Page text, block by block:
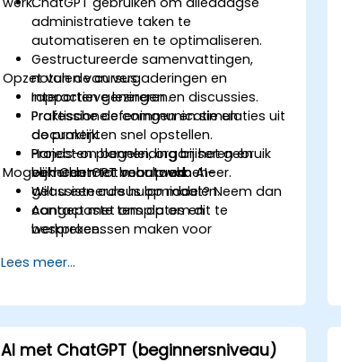
administratieve taken te
automatiseren en te optimaliseren.
Gestructureerde samenvattingen,
notulen van vergaderingen en
rapporten genereren.
Professionele communicatie en
documenten snel opstellen.
Projecten plannen, organiseren en
beheren met behulp van AI-
geassisteerde hulpmiddelen.
Aangepaste templates en
werkprocessen maken voor
Opzet van de cursus
Interactieve lezingen en discussies.
Praktische oefeningen en simulaties uit
de praktijk.
Hands-on begeleiding bij het gebruik
van ChatGPT voor taakbeheer.
Mogelijkheden tot maatwerk
Wilt u een cursus op maat? Neem dan
contact met ons op om dit te
bespreken.
Lees meer...
AI met ChatGPT (beginnersniveau)